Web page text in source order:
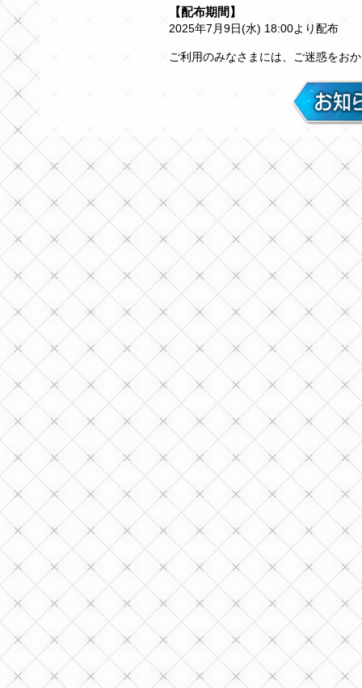
【配布期間】
2025年7月9日(水) 18:00より配布
ご利用のみなさまには、ご迷惑をお